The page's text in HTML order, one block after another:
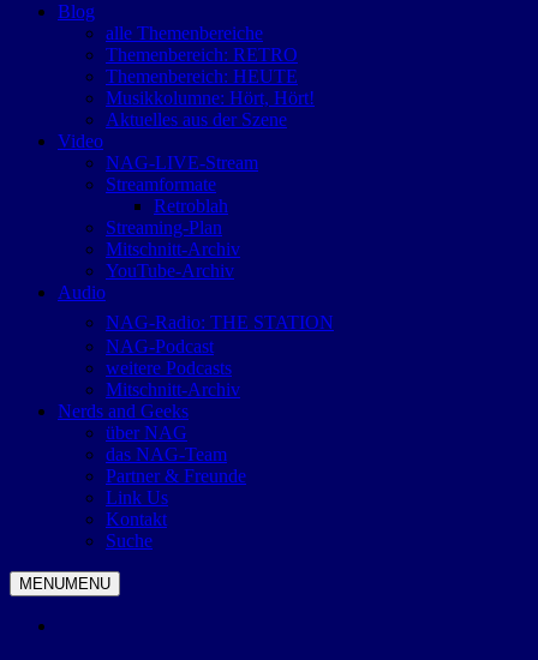
Blog
alle Themenbereiche
Themenbereich: RETRO
Themenbereich: HEUTE
Musikkolumne: Hört, Hört!
Aktuelles aus der Szene
Video
NAG-LIVE-Stream
Streamformate
Retroblah
Streaming-Plan
Mitschnitt-Archiv
YouTube-Archiv
Audio
NAG-Radio: THE STATION
NAG-Podcast
weitere Podcasts
Mitschnitt-Archiv
Nerds and Geeks
über NAG
das NAG-Team
Partner & Freunde
Link Us
Kontakt
Suche
MENUMENU